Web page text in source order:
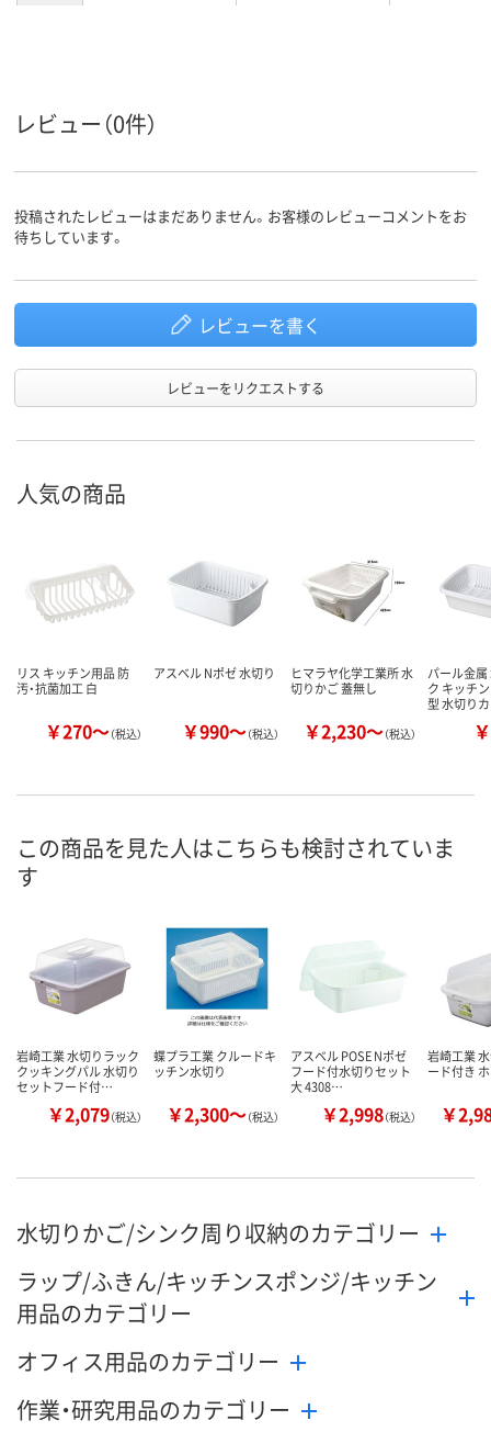
レビュー（0件）
投稿されたレビューはまだありません。お客様のレビューコメントをお
待ちしています。
レビューを書く
レビューをリクエストする
人気の商品
リス キッチン用品 防
汚・抗菌加工 白
￥270～（税込）
アスベル Nポゼ 水切り
￥990～（税込）
ヒマラヤ化学工業所 水
切りかご 蓋無し
￥2,230～（税込）
パール金
ク キッチ
型 水切り
この商品を見た人はこちらも検討されていま
す
岩崎工業 水切りラック
クッキングパル 水切り
セットフード付…
￥2,079（税込）
蝶プラ工業 クルードキ
ッチン水切り
￥2,300～（税込）
アスベル POSE Nポゼ
フード付水切りセット
大 4308…
￥2,998（税込）
岩崎工業
ード付き
￥
水切りかご/シンク周り収納のカテゴリー
ラップ/ふきん/キッチンスポンジ/キッチン
用品のカテゴリー
オフィス用品のカテゴリー
作業・研究用品のカテゴリー